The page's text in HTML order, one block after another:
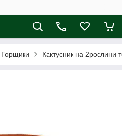
Горщики Кактусник на 2рослини